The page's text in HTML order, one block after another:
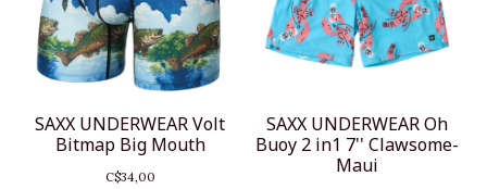
SAXX UNDERWEAR Volt
Bitmap Big Mouth
C$34,00
SAXX UNDERWEAR Oh
Buoy 2 in1 7'' Clawsome-
Maui